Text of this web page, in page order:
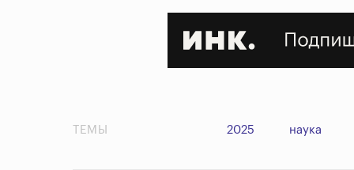
ТЕМЫ 2025 наука